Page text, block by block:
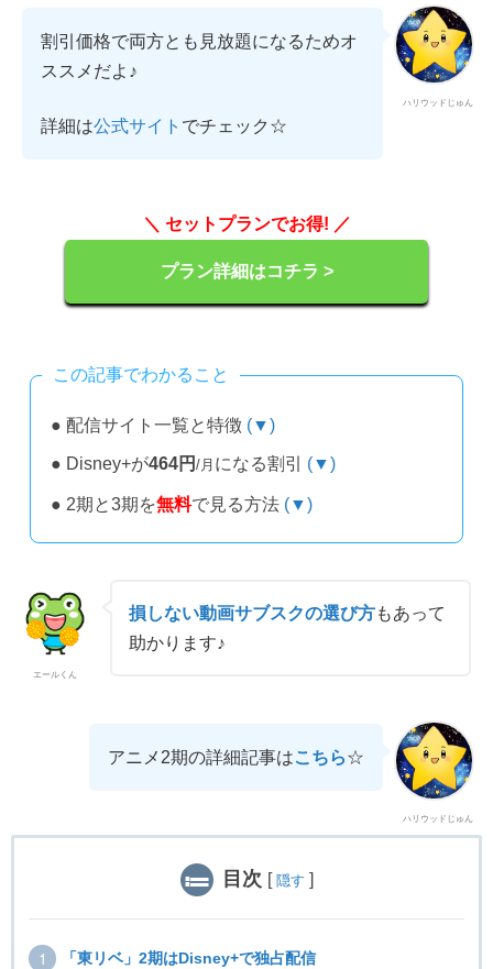
ハリウッドじゅん
割引価格で両方とも見放題になるためオ
ススメだよ♪
詳細は公式サイト でチェック☆
＼ セットプランでお得! ／
プラン詳細はコチラ >
この記事でわかること
● 配信サイト一覧と特徴(▼)
● Disney+が464円 /月 になる割引 (▼)
● 2期と3期を無料で見る方法(▼)
エールくん
損しない動画サブスクの選び方もあって
助かります♪
ハリウッドじゅん
アニメ2期の詳細記事はこちら☆
目次 [ 隠す ]
「東リベ」2期はDisney+で独占配信